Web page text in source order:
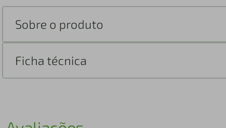
Sobre o produto
Ficha técnica